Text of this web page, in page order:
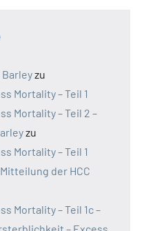
Barleyzu
Mortality – Teil 1
Mortality – Teil 2 –
zu
Mortality – Teil 1
der HCC
Mortality – Teil 1c –